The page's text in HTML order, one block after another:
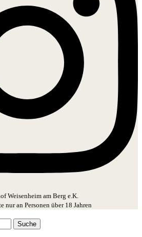
Weisenheim am Berg e.K.
nur an Personen über 18 Jahren
Suche